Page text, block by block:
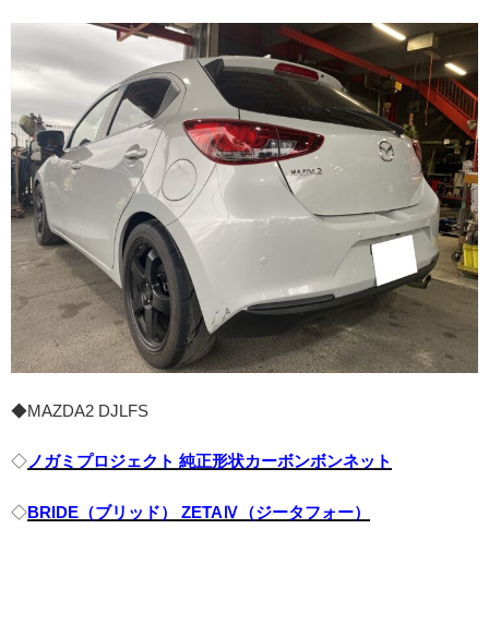
◆MAZDA2 DJLFS
◇ ノガミプロジェクト 純正形状カーボンボンネット
◇BRIDE（ブリッド） ZETAⅣ（ジータフォー）